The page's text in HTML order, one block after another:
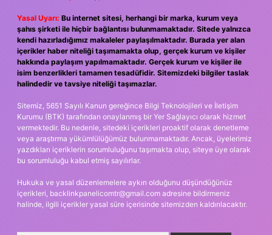
Yasal Uyarı: Bu internet sitesi, herhangi bir marka, kurum veya
şahıs şirketi ile hiçbir bağlantısı bulunmamaktadır. Sitede yalnızca
kendi hazırladığımız makaleler paylaşılmaktadır. Burada yer alan
içerikler haber niteliği taşımamakta olup, gerçek kurum ve kişiler
hakkında paylaşım yapılmamaktadır. Gerçek kurum ve kişiler ile
isim benzerlikleri tamamen tesadüfidir. Sitemizdeki bilgiler taslak
halindedir ve tavsiye niteliği taşımazlar.
Sitemiz, 5651 Sayılı Kanun gereğince Bilgi Teknolojileri ve İletişim
Kurumu (BTK) tarafından onaylanmış bir Yer Sağlayıcı olarak hizmet
vermektedir. Bu nedenle, sitedeki içerikleri proaktif olarak denetleme
veya araştırma yükümlülüğümüz bulunmamaktadır. Ancak, üyelerimiz
yazdıkları içeriklerin sorumluluğunu taşımakta olup, siteye üye olarak
bu sorumluluğu kabul etmiş sayılırlar.
Hukuka ve yasal düzenlemelere aykırı olduğunu düşündüğünüz
içerikleri, backlinkpanelicomtr@gmail.com adresine bildirmeniz
halinde, ilgili içerikler yasal süre içerisinde sitemizden kaldırılacaktır.